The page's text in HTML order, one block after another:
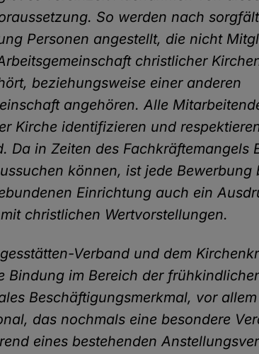
So werden nach
Personen angestellt, die nicht
christlicher
beziehungsweise einer anderen
angehören. Alle
Kirche identifizieren und
Da in Zeiten des Fachkräftemangels
können, ist jede Bewerbung
Einrichtung auch ein
christlichen Wertvorstellungen.
Verband und dem
Bindung im Bereich der
Beschäftigungsmerkmal, vor
das nochmals eine besondere
eines bestehenden